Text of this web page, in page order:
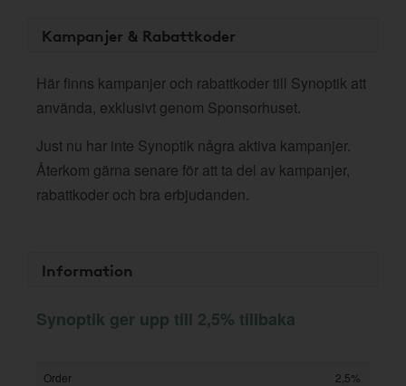
Kampanjer & Rabattkoder
Här finns kampanjer och rabattkoder till Synoptik att
använda, exklusivt genom Sponsorhuset.
Just nu har inte Synoptik några aktiva kampanjer.
Återkom gärna senare för att ta del av kampanjer,
rabattkoder och bra erbjudanden.
Information
Synoptik ger upp till 2,5% tillbaka
Order
2,5%